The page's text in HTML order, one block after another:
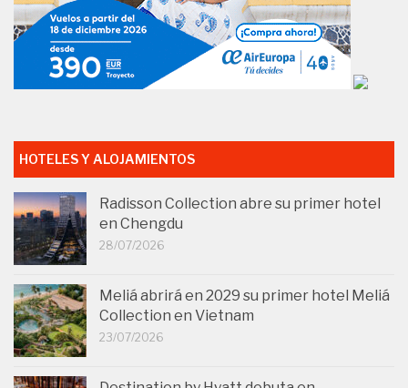
HOTELES Y ALOJAMIENTOS
Radisson Collection abre su primer hotel
en Chengdu
28/07/2026
Meliá abrirá en 2029 su primer hotel Meliá
Collection en Vietnam
23/07/2026